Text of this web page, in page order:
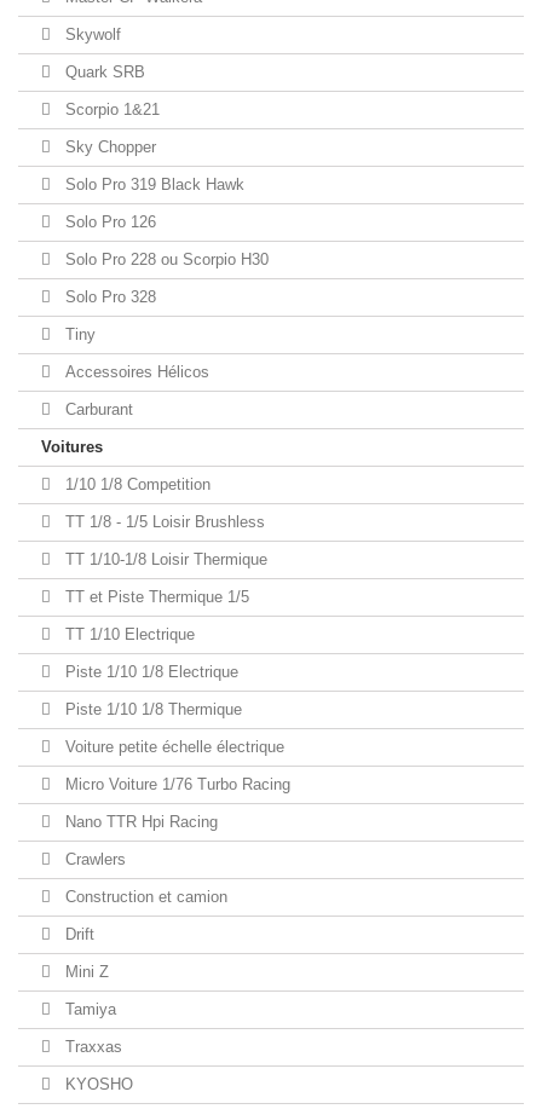
Skywolf
Quark SRB
Scorpio 1&21
Sky Chopper
Solo Pro 319 Black Hawk
Solo Pro 126
Solo Pro 228 ou Scorpio H30
Solo Pro 328
Tiny
Accessoires Hélicos
Carburant
Voitures
1/10 1/8 Competition
TT 1/8 - 1/5 Loisir Brushless
TT 1/10-1/8 Loisir Thermique
TT et Piste Thermique 1/5
TT 1/10 Electrique
Piste 1/10 1/8 Electrique
Piste 1/10 1/8 Thermique
Voiture petite échelle électrique
Micro Voiture 1/76 Turbo Racing
Nano TTR Hpi Racing
Crawlers
Construction et camion
Drift
Mini Z
Tamiya
Traxxas
KYOSHO